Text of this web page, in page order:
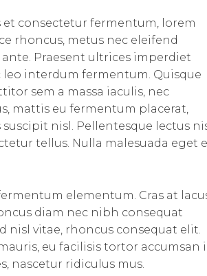
et consectetur fermentum, lorem
rhoncus, metus nec eleifend
Praesent ultrices imperdiet
leo interdum fermentum. Quisque
sem a massa iaculis, nec
mattis eu fermentum placerat,
nisl. Pellentesque lectus
tellus. Nulla malesuada eget
elementum. Cras at
diam nec nibh consequat
nisl vitae, rhoncus consequat elit.
eu facilisis tortor accumsan
nascetur ridiculus mus.